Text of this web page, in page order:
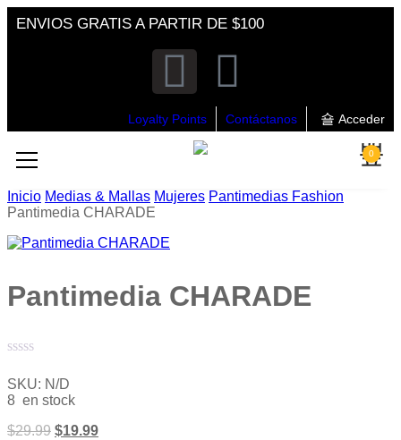
ENVIOS GRATIS A PARTIR DE $100
Loyalty Points Contáctanos Acceder
0
Inicio Medias & Mallas Mujeres Pantimedias Fashion
Pantimedia CHARADE
Pantimedia CHARADE
con
0
de
5
SKU: N/D
8 en stock
$29.99 $19.99